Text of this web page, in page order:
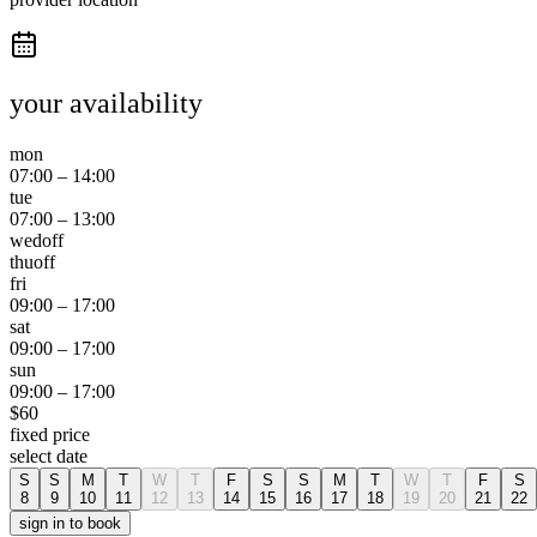
your availability
mon
07:00 – 14:00
tue
07:00 – 13:00
wedoff
thuoff
fri
09:00 – 17:00
sat
09:00 – 17:00
sun
09:00 – 17:00
$60
fixed price
select date
S
8
S
9
M
10
T
11
W
12
T
13
F
14
S
15
S
16
M
17
T
18
W
19
T
20
F
21
S
22
sign in to book